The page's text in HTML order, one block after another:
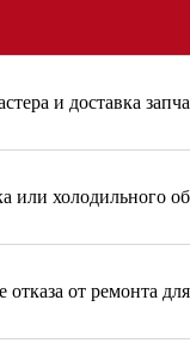
и доставка
холодильного
отказа от ремонта